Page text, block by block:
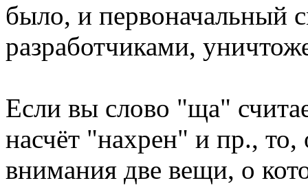
было, и первоначальный
разработчиками,
Если вы слово "ща"
насчёт "нахрен" и пр.,
внимания две вещи, о